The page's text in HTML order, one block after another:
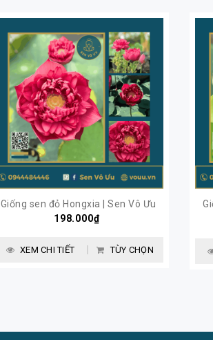
Giống sen đỏ Hongxia | Sen Vô Ưu
198.000₫
XEM CHI TIẾT TÙY CHỌN